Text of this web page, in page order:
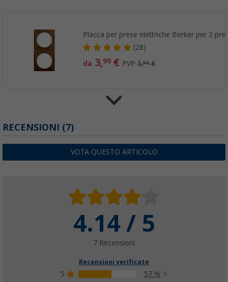
Placca per prese elettriche Berker per 2
(28)
da 3,99 € PVP5,99€
(Più di100)
2,99€
RECENSIONI (7)
VOTA QUESTO ARTICOLO
4.14 / 5
7 Recensioni
Recensioni verificate
5
57 %